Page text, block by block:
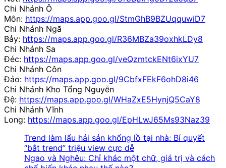
Chi Nhánh Ô
Môn: https://maps.app.goo.gl/StmGhB9BZUqquwiD7
Chi Nhánh Ngã
Bảy: https://maps.app.goo.gl/R36MBZa39oxhkLDy8
Chi Nhánh Sa
Đéc: https://maps.app.goo.gl/veQzmtckENt6ixYU7
Chi Nhánh Côn
Đảo: https://maps.app.goo.gl/9CbfxFEkF6ohD8i46
Chi Nhánh Kho Tổng Nguyễn
Đệ: https://maps.app.goo.gl/WHaZxE5HynjQ5CaY8
Chi Nhánh Vĩnh
Long: https://maps.app.goo.gl/EpHLwJ65Ms93Naz39
Trend làm lẩu hải sản khổng lồ tại nhà: Bí quyết
“bắt trend” triệu view cực dễ
Ngao và Nghêu: Chỉ khác một chữ, giá trị và cách